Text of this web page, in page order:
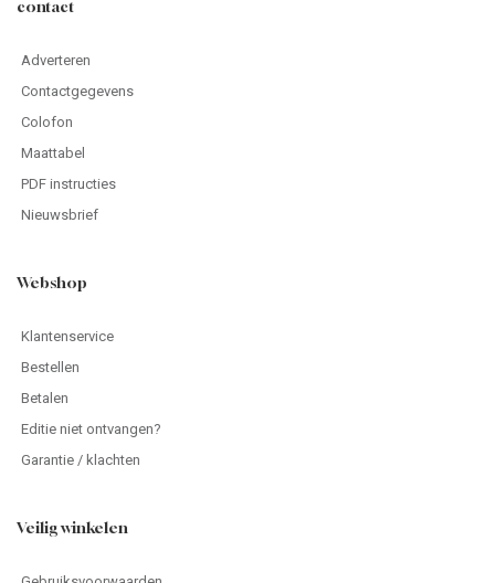
contact
Adverteren
Contactgegevens
Colofon
Maattabel
PDF instructies
Nieuwsbrief
Webshop
Klantenservice
Bestellen
Betalen
Editie niet ontvangen?
Garantie / klachten
Veilig winkelen